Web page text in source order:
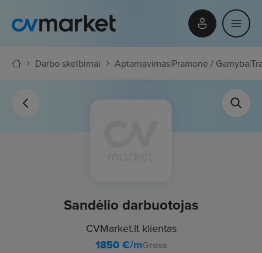
Darbo skelbimai Aptarnavimas|Pramonė / Gamyba|
Sandėlio darbuotojas
CVMarket.lt klientas
1850€/mGross